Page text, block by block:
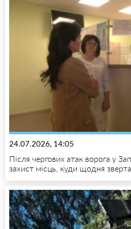
24.07.2026, 14:05
Після чергових атак ворога у
захист місць, куди щодня